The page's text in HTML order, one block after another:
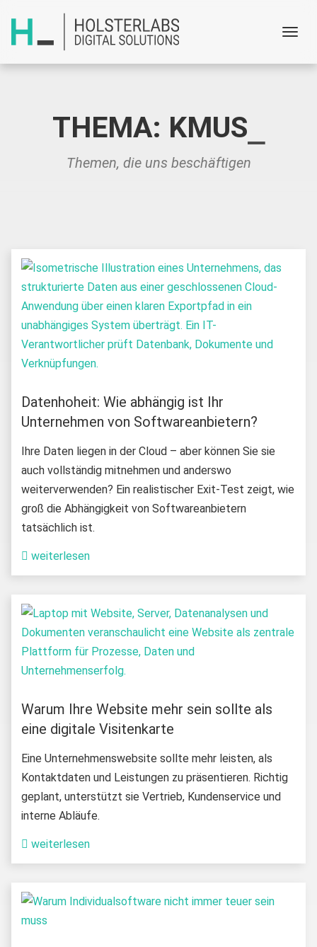
Menu
THEMA: KMUS
Themen, die uns beschäftigen
Datenhoheit: Wie abhängig ist Ihr
Unternehmen von Softwareanbietern?
Ihre Daten liegen in der Cloud – aber können Sie sie
auch vollständig mitnehmen und anderswo
weiterverwenden? Ein realistischer Exit-Test zeigt, wie
groß die Abhängigkeit von Softwareanbietern
tatsächlich ist.
weiterlesen
Warum Ihre Website mehr sein sollte als
eine digitale Visitenkarte
Eine Unternehmenswebsite sollte mehr leisten, als
Kontaktdaten und Leistungen zu präsentieren. Richtig
geplant, unterstützt sie Vertrieb, Kundenservice und
interne Abläufe.
weiterlesen